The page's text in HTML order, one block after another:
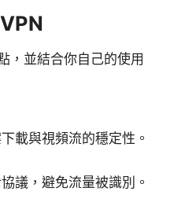
，並結合你自己的使用
載與視頻流的穩定性。
議，避免流量被識別。